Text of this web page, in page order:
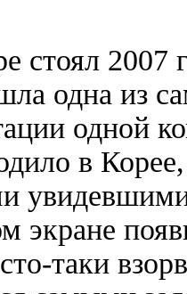
стоял 2007
одна из
одной
в
экране
таки